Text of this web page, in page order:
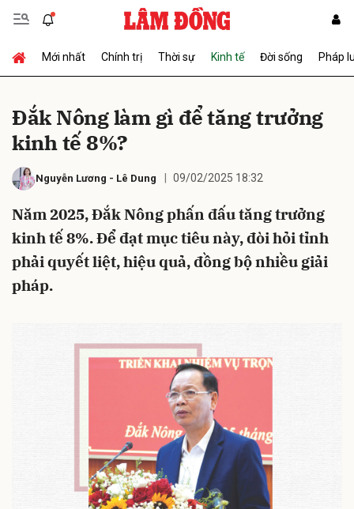
Mới nhất Chính trị Thời sự Kinh tế Đời sống Pháp
Đắk Nông làm gì để tăng trưởng
kinh tế 8%?
Nguyễn Lương - Lê Dung 09/02/2025 18:32
Năm 2025, Đắk Nông phấn đấu tăng trưởng
kinh tế 8%. Để đạt mục tiêu này, đòi hỏi tỉnh
phải quyết liệt, hiệu quả, đồng bộ nhiều giải
pháp.
Gửi bình luận
Hủy Gửi